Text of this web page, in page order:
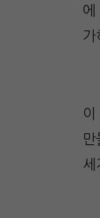
에
가
만
세